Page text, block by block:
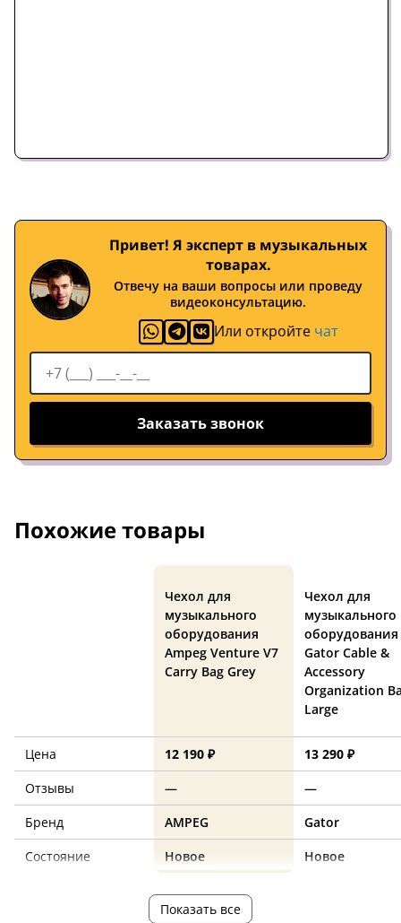
Привет! Я эксперт в музыкальных
товарах.
Отвечу на ваши вопросы или проведу
видеоконсультацию.
Или откройте чат
Заказать звонок
Похожие товары
Чехол для
музыкального
оборудования
Ampeg Venture V7
Carry Bag Grey
Чехол для
музыкального
оборудования
Gator Cable &
Accessory
Organization
Large
Цена 12 190 ₽
13 290 ₽
Отзывы
—
—
Бренд
AMPEG
Gator
Состояние
Новое Новое
Показать все